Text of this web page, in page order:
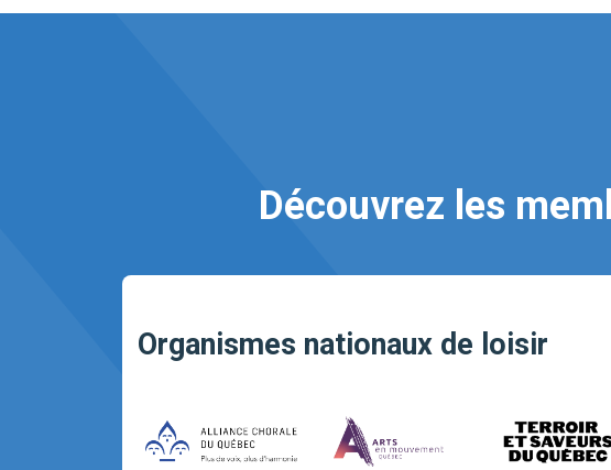
Découvrez les
Organismes nationaux de loisir